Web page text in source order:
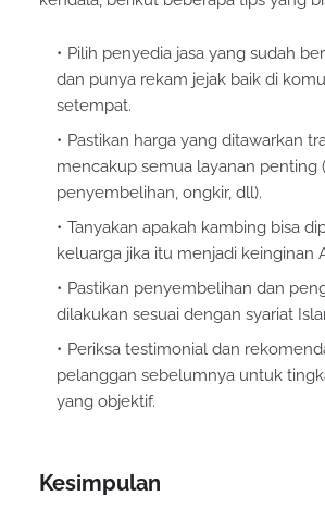
Pilih penyedia jasa yang sudah
dan punya rekam jejak baik di
setempat.
Pastikan harga yang ditawarkan
mencakup semua layanan penting
penyembelihan, ongkir, dll).
Tanyakan apakah kambing bisa
keluarga jika itu menjadi keinginan
Pastikan penyembelihan dan
dilakukan sesuai dengan syariat
Periksa testimonial dan
pelanggan sebelumnya untuk
yang objektif.
Kesimpulan